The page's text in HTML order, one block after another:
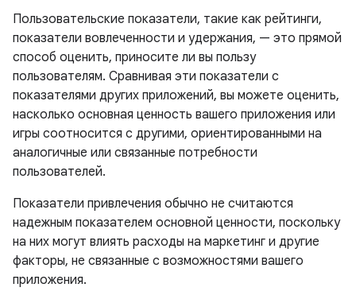
Пользовательские показатели, такие как рейтинги,
показатели вовлеченности и удержания, — это прямой
способ оценить, приносите ли вы пользу
пользователям. Сравнивая эти показатели с
показателями других приложений, вы можете оценить,
насколько основная ценность вашего приложения или
игры соотносится с другими, ориентированными на
аналогичные или связанные потребности
пользователей.
Показатели привлечения обычно не считаются
надежным показателем основной ценности, поскольку
на них могут влиять расходы на маркетинг и другие
факторы, не связанные с возможностями вашего
приложения.